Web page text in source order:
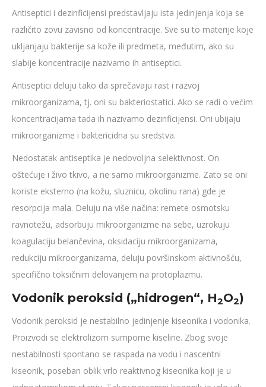
Antiseptici i dezinficijensi predstavljaju ista jedinjenja koja se
različito zovu zavisno od koncentracije. Sve su to materije koje
ukljanjaju bakterije sa kože ili predmeta, međutim, ako su
slabije koncentracije nazivamo ih antiseptici.
Antiseptici deluju tako da sprečavaju rast i razvoj
mikroorganizama, tj. oni su bakteriostatici. Ako se radi o većim
koncentracijama tada ih nazivamo dezinficijensi. Oni ubijaju
mikroorganizme i baktericidna su sredstva.
Nedostatak antiseptika je nedovoljna selektivnost. On
oštećuje i živo tkivo, a ne samo mikroorganizme. Zato se oni
koriste eksterno (na kožu, sluznicu, okolinu rana) gde je
resorpcija mala. Deluju na više načina: remete osmotsku
ravnotežu, adsorbuju mikroorganizme na sebe, uzrokuju
koagulaciju belančevina, oksidaciju mikroorganizama,
redukciju mikroorganizama, deluju površinskom aktivnošću,
specifično toksičnim delovanjem na protoplazmu.
Vodonik peroksid („hidrogen“, H2O2)
Vodonik peroksid je nestabilno jedinjenje kiseonika i vodonika.
Proizvodi se elektrolizom sumporne kiseline. Zbog svoje
nestabilnosti spontano se raspada na vodu i nascentni
kiseonik, poseban oblik vrlo reaktivnog kiseonika koji je u